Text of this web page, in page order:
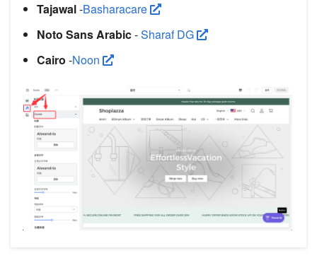
Tajawal-Basharacare
Noto Sans Arabic-Sharaf DG
Cairo -Noon